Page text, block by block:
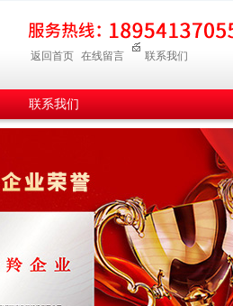
返回首页 在线留言 联系我们
联系我们